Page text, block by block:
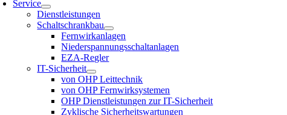
Service
Dienstleistungen
Schaltschrankbau
Fernwirkanlagen
Niederspannungsschaltanlagen
EZA-Regler
IT-Sicherheit
von OHP Leittechnik
von OHP Fernwirksystemen
OHP Dienstleistungen zur IT-Sicherheit
Zyklische Sicherheitswartungen